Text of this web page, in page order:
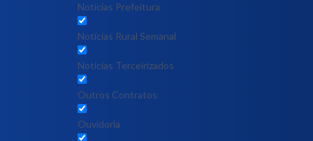
Notícias Prefeitura
Notícias Rural Semanal
Notícias Terceirizados
Outros Contratos
Ouvidoria